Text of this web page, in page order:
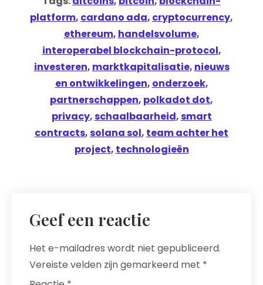
platform, cardano ada, cryptocurrency,
ethereum, handelsvolume,
interoperabel blockchain-protocol,
investeren, marktkapitalisatie, nieuws
en ontwikkelingen, onderzoek,
partnerschappen, polkadot dot,
privacy,schaalbaarheid,smart
contracts,solana sol, team achter het
project, technologieën
Geef een reactie
Het e-mailadres wordt niet gepubliceerd.
Vereiste velden zijn gemarkeerd met *